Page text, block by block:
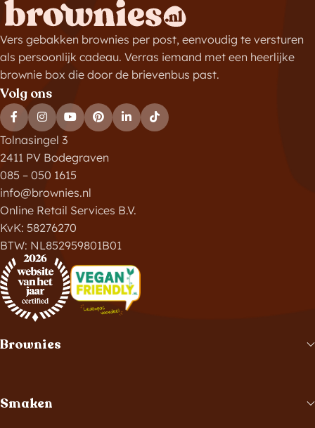
Vers gebakken brownies per post, eenvoudig te versturen
als persoonlijk cadeau. Verras iemand met een heerlijke
brownie box die door de brievenbus past.
Volg ons
Tolnasingel 3
2411 PV Bodegraven
085 – 050 1615
info@brownies.nl
Online Retail Services B.V.
KvK: 58276270
BTW: NL852959801B01
Brownies
Smaken